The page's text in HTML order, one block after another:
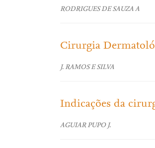
RODRIGUES DE SAUZA A
Cirurgia
J. RAMOS E SILVA
Indicações da
AGUIAR PUPO J.